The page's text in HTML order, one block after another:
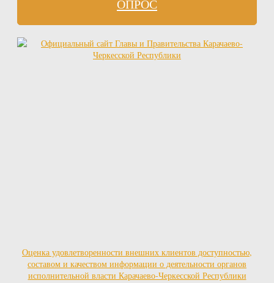
ОПРОС
Оценка удовлетворенности внешних клиентов доступностью,
составом и качеством информации о деятельности органов
исполнительной власти Карачаево-Черкесской Республики